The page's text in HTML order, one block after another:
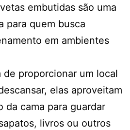
embutidas são uma
para quem busca
em ambientes
de proporcionar um local
elas aproveitam
da cama para guardar
livros ou outros